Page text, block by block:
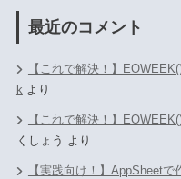
最近のコメント
【これで解決！】
k より
【これで解決！】
くしょう より
【実践向け！】AppSheet